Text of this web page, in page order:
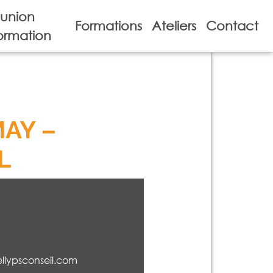
Formations Ateliers Contact
–